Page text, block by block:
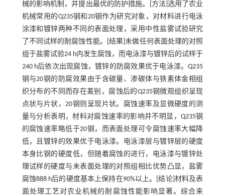
械的影响机制，并提出最优的防护措施。[方法]选用了农业
机械常用的Q235钢和20钢作为研究对象，对材料进行电泳
涂漆和镀锌两种不同的表面处理，采用中性盐雾试验研究
了不同试样的耐腐蚀性能。[结果]未做任何表面处理的对照
组于盐雾试验24 h内发生腐蚀，而电泳漆与镀锌后的试样于
240 h后依次出现腐蚀，镀锌的防腐效果优于电泳漆。Q235
钢与20钢的防腐效果由于含碳量、渗碳体与铁素体金相组
织分布的不同而存在差别，腐蚀后的Q235钢微观组织呈现
点状与片状，20钢则呈现片状。腐蚀速率及显微硬度的测
量与分析表明，材料对腐蚀速率的影响并不明显，Q235钢
的腐蚀速率略低于20钢，而表面处理可令腐蚀速率大幅降
低，且镀锌的效果优于电泳漆。电泳漆层与镀锌层的硬度
本身比钢的硬度低，但随着腐蚀的进行，电泳漆与镀锌处
理试样的硬度与未表面处理的对照组相比优势凸显，盐雾
腐蚀888 h后的硬度基本上保持在90%以上。[结论]材料及表
面处理工艺对农业机械的耐腐蚀性能影响显著。综合来